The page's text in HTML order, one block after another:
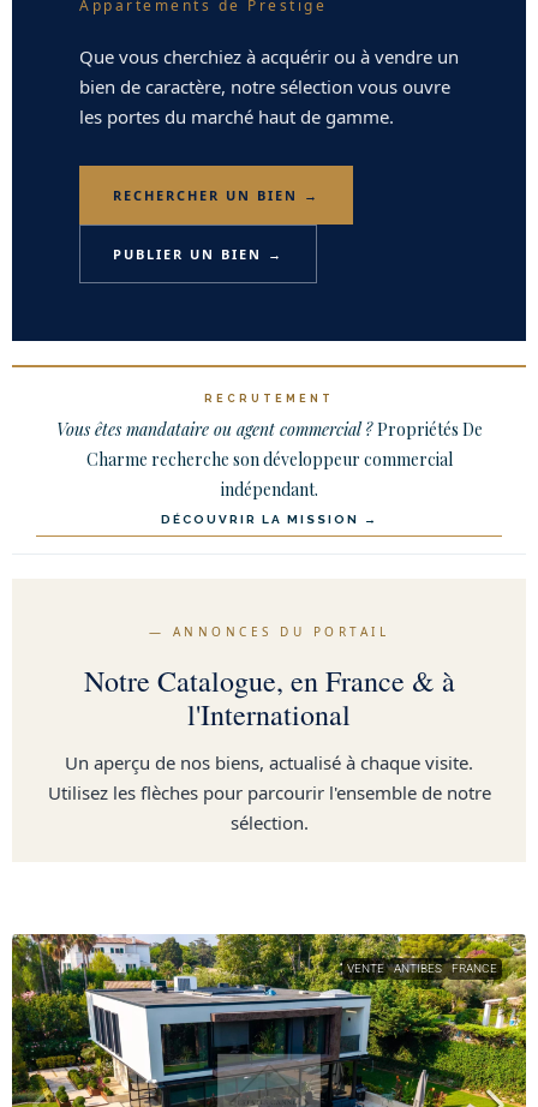
Appartements de Prestige
Que vous cherchiez à acquérir ou à vendre un
bien de caractère, notre sélection vous ouvre
les portes du marché haut de gamme.
RECHERCHER UN BIEN →
PUBLIER UN BIEN →
RECRUTEMENT
Vous êtes mandataire ou agent commercial ?Propriétés De
Charme recherche son développeur commercial
indépendant.
DÉCOUVRIR LA MISSION →
— ANNONCES DU PORTAIL
Notre Catalogue, en France & à
l'International
Un aperçu de nos biens, actualisé à chaque visite.
Utilisez les flèches pour parcourir l'ensemble de notre
sélection.
VENTE ANTIBES FRANCE